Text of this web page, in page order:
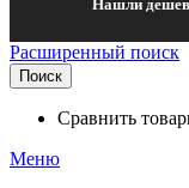
Нашли
Расширенный поиск
Поиск
Сравнить
Меню